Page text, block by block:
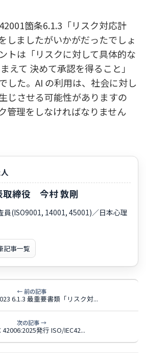
箇条6.1.3「リスク対応計
しましたがいかがだったでしょ
トは「リスクに対して具体的な
えて 決めて承認を得ること」
した。AI の利用は、社会に対し
じさせる可能性がありますの
管理をしなければなりません
取締役 今村 敦剛
員(ISO9001, 14001, 45001)／日本心理
記事一覧
← 前の記事
6.1.3 最重要書類「リスク対...
次の記事 →
42006:2025発行 ISO/IEC42...